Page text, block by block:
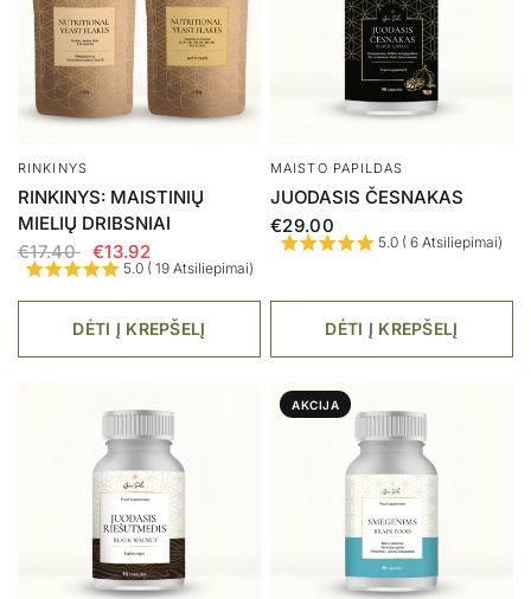
RINKINYS
RINKINYS: MAISTINIŲ
MIELIŲ DRIBSNIAI
€17.40
€13.92
5.0 ( 19 Atsiliepimai)
DĖTI Į KREPŠELĮ
MAISTO PAPILDAS
JUODASIS ČESNAKAS
€29.00
5.0 ( 6 Atsiliepimai)
DĖTI Į KREPŠELĮ
AKCIJA